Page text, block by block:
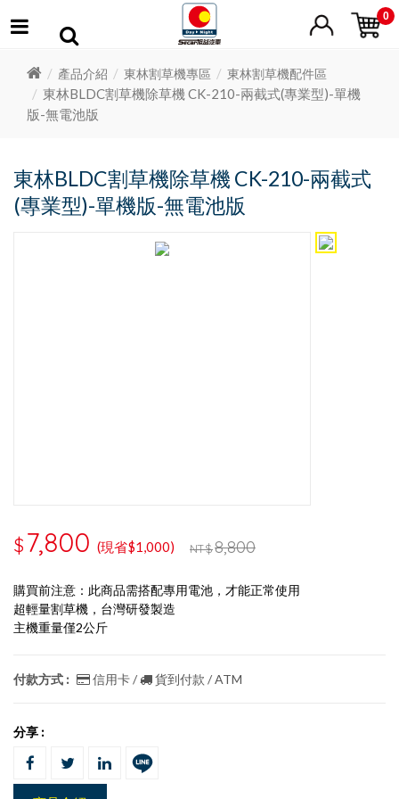
0
產品介紹 東林割草機專區 東林割草機配件區
東林BLDC割草機除草機 CK-210-兩截式(專業型)-單機
版-無電池版
東林BLDC割草機除草機 CK-210-兩截式
(專業型)-單機版-無電池版
$7,800 (現省$1,000) NT$8,800
購買前注意：此商品需搭配專用電池，才能正常使用
超輕量割草機，台灣研發製造
主機重量僅2公斤
付款方式 : 信用卡 / 貨到付款 / ATM
分享 :